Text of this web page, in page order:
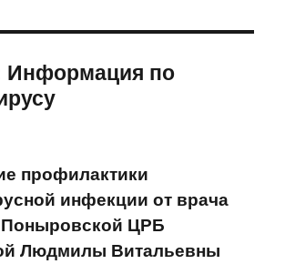
Информация по
профилактики
инфекции от врача
Поныровской ЦРБ
Людмилы Витальевны